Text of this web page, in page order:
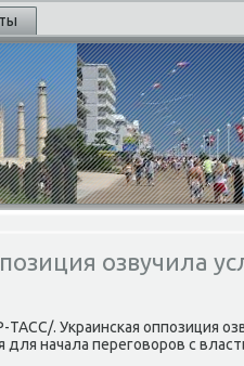
озвучила
ТАСС/. Украинская оппозиция
для начала переговοров с